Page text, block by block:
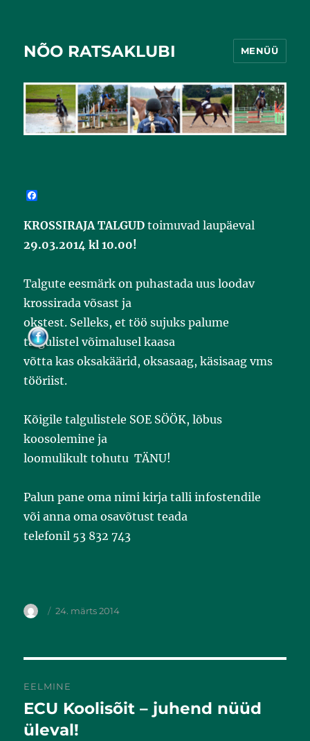
NÕO RATSAKLUBI MENÜÜ
e
b
o
KROSSIRAJA TALGUD toimuvad laupäeval
29.03.2014 kl 10.00!
Talgute eesmärk on puhastada uus loodav
krossirada võsast ja
okstest. Selleks, et töö sujuks palume
talgulistel võimalusel kaasa
võtta kas oksakäärid, oksasaag, käsisaag vms
tööriist.
Kõigile talgulistele SOE SÖÖK, lõbus
koosolemine ja
loomulikult tohutu TÄNU!
Palun pane oma nimi kirja talli infostendile
või anna oma osavõtust teada
telefonil 53 832 743
24. märts 2014
EELMINE
Eelmine
postitus:
ECU Koolisõit – juhend nüüd
üleval!